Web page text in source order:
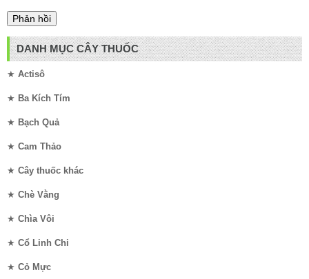
DANH MỤC CÂY THUỐC
★ Actisô
★ Ba Kích Tím
★ Bạch Quả
★ Cam Thảo
★ Cây thuốc khác
★ Chè Vằng
★ Chìa Vôi
★ Cổ Linh Chi
★ Cỏ Mực